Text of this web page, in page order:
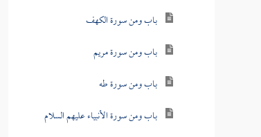
باب ومن سورة الكهف
باب ومن سورة مريم
باب ومن سورة طه
باب ومن سورة الأنبياء عليهم السلام